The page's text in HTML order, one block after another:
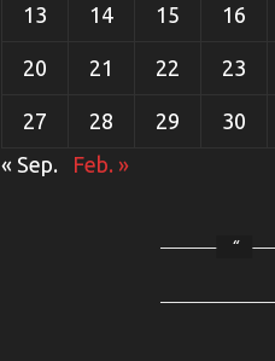
13 14 15 16
20 21 22 23
27 28 29 30
« Sep.
Feb. »